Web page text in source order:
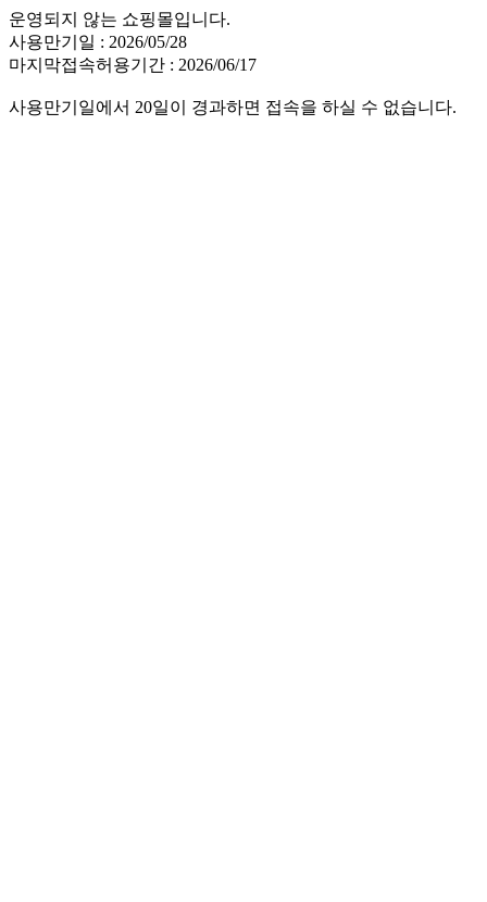
운영되지 않는 쇼핑몰입니다.
사용만기일 : 2026/05/28
마지막접속허용기간 : 2026/06/17
사용만기일에서 20일이 경과하면 접속을 하실 수 없습니다.